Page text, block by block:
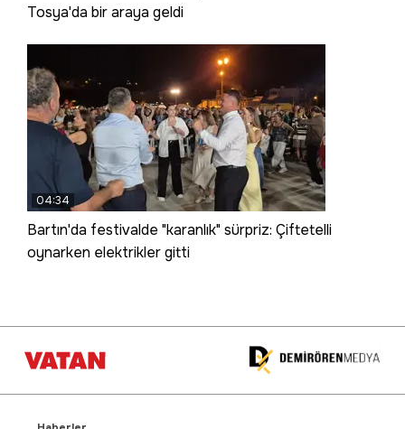
Tosya'da bir araya geldi
04:34
Bartın'da festivalde "karanlık" sürpriz: Çiftetelli
oynarken elektrikler gitti